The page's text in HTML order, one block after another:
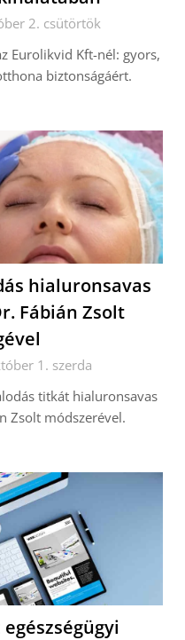
2. csütörtök
Eurolikvid Kft-nél: gyors,
biztonságáért.
hialuronsavas
Fábián Zsolt
1. szerda
titkát hialuronsavas
Zsolt módszerével.